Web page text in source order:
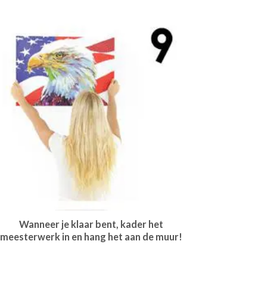
Wanneer je klaar bent, kader het
meesterwerk in en hang het aan de muur!